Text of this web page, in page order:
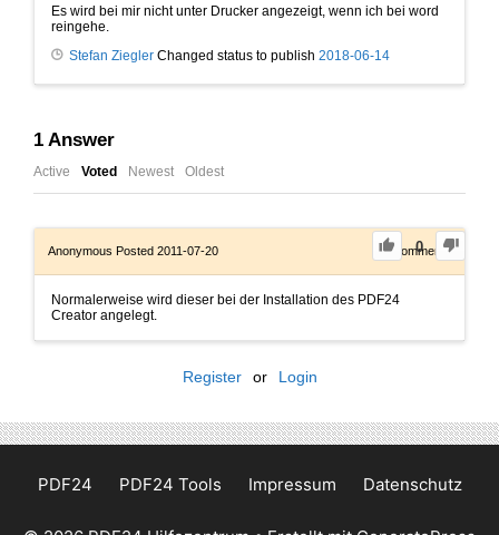
Es wird bei mir nicht unter Drucker angezeigt, wenn ich bei word
reingehe.
Stefan Ziegler Changed status to publish 2018-06-14
1 Answer
Active Voted Newest Oldest
0
Anonymous Posted 2011-07-20 0Comments
Normalerweise wird dieser bei der Installation des PDF24
Creator angelegt.
Register or Login
PDF24 PDF24 Tools Impressum Datenschutz